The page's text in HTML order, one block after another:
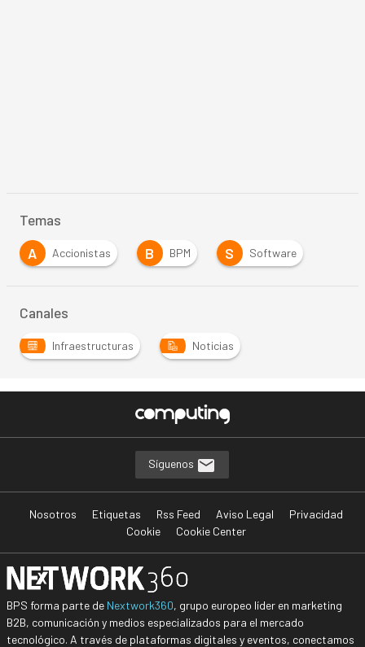
Temas
A
Accionistas B BPM S Software
Canales
Infraestructuras Noticias
Síguenos
Nosotros Etiquetas Rss Feed Aviso Legal
Privacidad
Cookie
Cookie Center
BPS forma parte de Nextwork360, grupo europeo líder en marketing
B2B, comunicación y medios especializados para el mercado
tecnológico. A través de plataformas digitales y eventos, conectamos